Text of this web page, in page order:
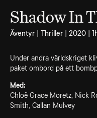
Shadow In
Äventyr | Thriller | 2020 |
Under andra världskriget
paket ombord på ett
Med:
Chloë Grace Moretz, Nick
Smith, Callan Mulvey